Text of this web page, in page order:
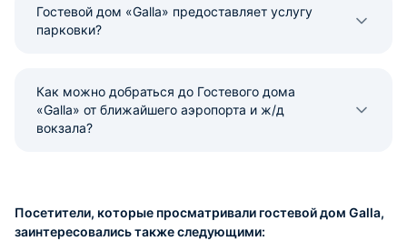
Гостевой дом «Galla» предоставляет услугу
парковки?
Как можно добраться до Гостевого дома
«Galla» от ближайшего аэропорта и ж/д
вокзала?
Посетители, которые просматривали гостевой дом Galla,
заинтересовались также следующими: